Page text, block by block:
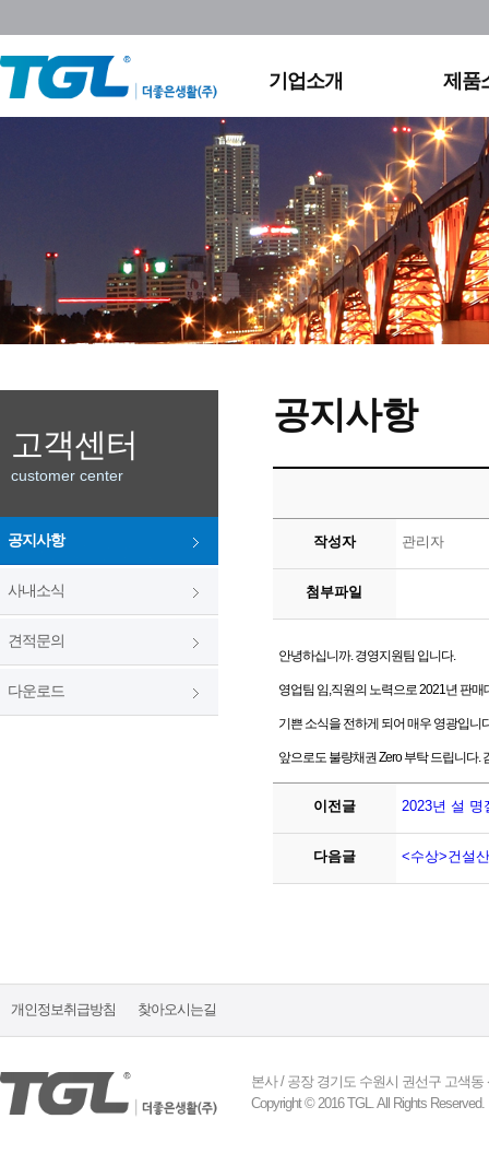
기업소개 제품
조직도
채용정보
영상
홈조
고객센터
customer center
공지사항
사내소식
견적문의
다운로드
공지사항
작성자 관리자
첨부파일
안녕하십니까. 경영지원팀 입니다.
영업팀 임,직원의 노력으로 2021년 판
기쁜 소식을 전하게 되어 매우 영광입니
앞으로도 불량채권 Zero 부탁 드립니다.
이전글 2023년 설 명
다음글 <수상>건설
개인정보취급방침 찾아오시는길
본사 / 공장 경기도 수원시 권선구 고색동
Copyright © 2016 TGL. All Rights Reserved.